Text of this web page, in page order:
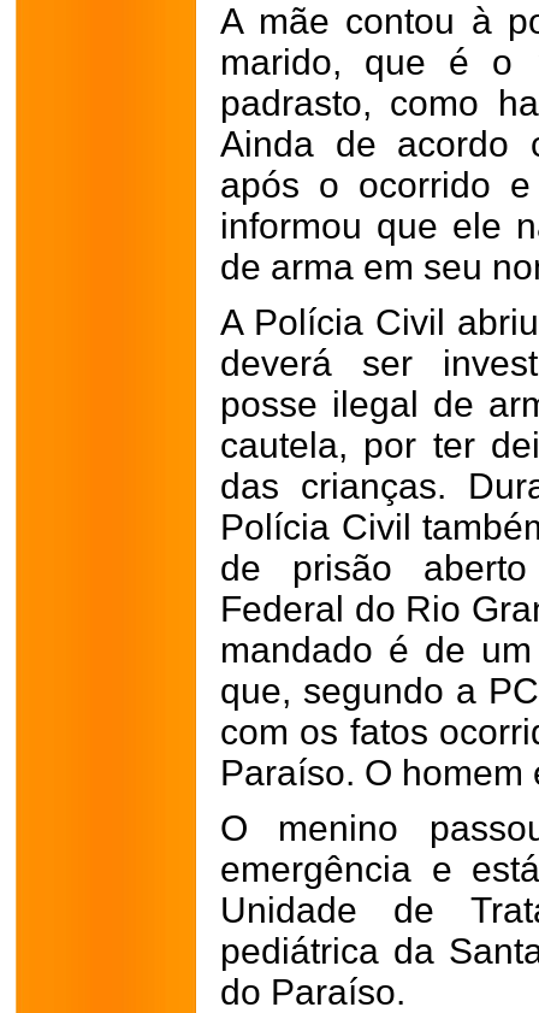
A mãe contou à
marido, que é o
padrasto, como
Ainda de acordo
após o ocorrido
informou que ele
de arma em seu
A Polícia Civil
deverá ser
posse ilegal de
cautela, por ter
das crianças.
Polícia Civil
de prisão
Federal do Rio
mandado é de
que, segundo a
com os fatos
Paraíso. O homem
O menino
emergência e
Unidade de
pediátrica da
do Paraíso.